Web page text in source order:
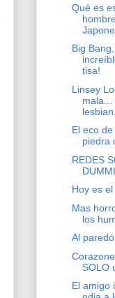
Qué es
Big
tisa!
Linsey
mala...
El eco
piedra
REDES
Hoy es
Mas
los
Al
SOLO
El amigo